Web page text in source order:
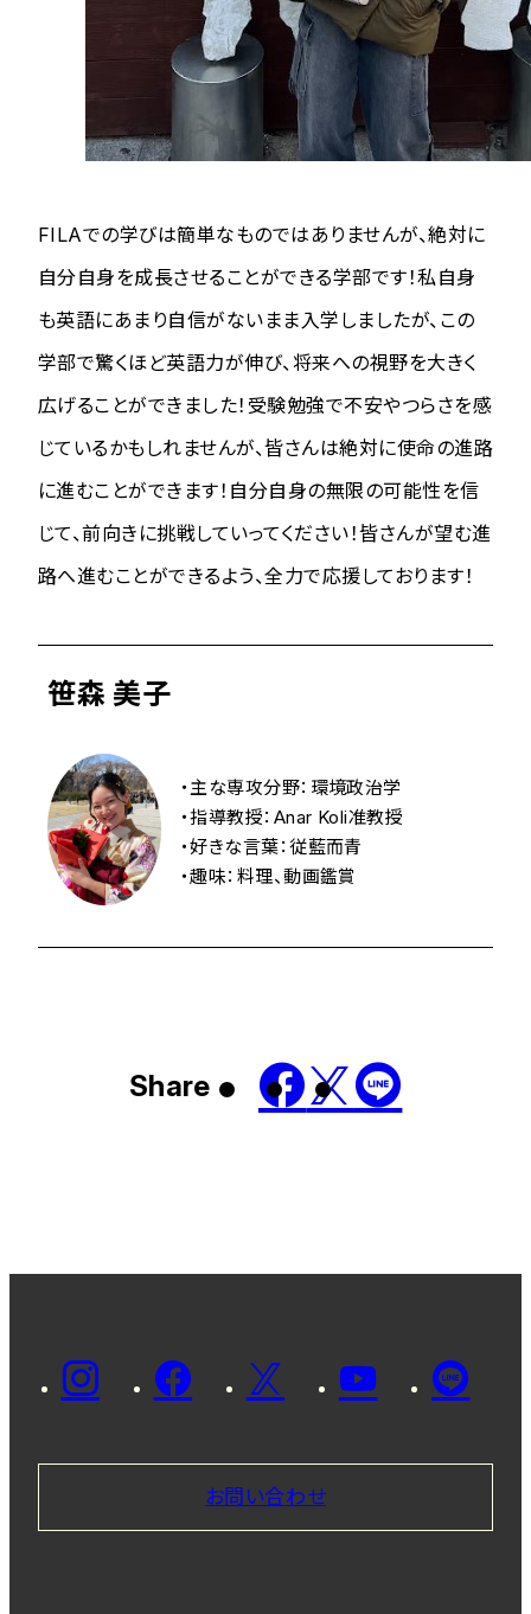
FILAでの学びは簡単なものではありませんが、絶対に
自分自身を成長させることができる学部です！私自身
も英語にあまり自信がないまま入学しましたが、この
学部で驚くほど英語力が伸び、将来への視野を大きく
広げることができました！受験勉強で不安やつらさを感
じているかもしれませんが、皆さんは絶対に使命の進路
に進むことができます！自分自身の無限の可能性を信
じて、前向きに挑戦していってください！皆さんが望む進
路へ進むことができるよう、全力で応援しております！
笹森 美子
・主な専攻分野：環境政治学
・指導教授：Anar Koli准教授
・好きな言葉：従藍而青
・趣味：料理、動画鑑賞
Share
お問い合わせ